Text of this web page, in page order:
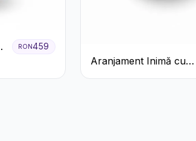
RON459
Aranjament Inimă cu
Orhidee și Floarea